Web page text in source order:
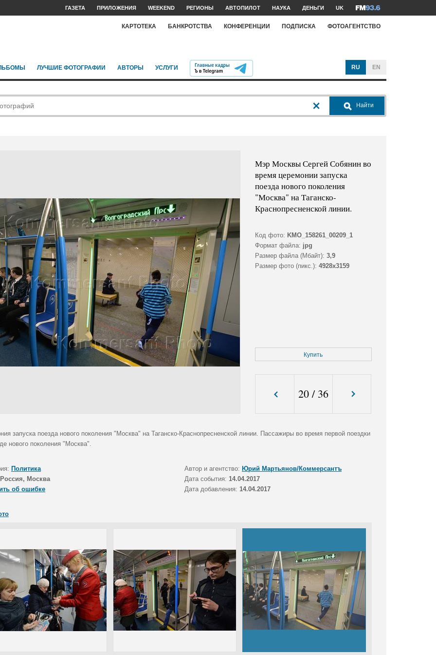
ГАЗЕТА ПРИЛОЖЕНИЯ WEEKEND РЕГИОНЫ АВТОПИЛОТ НАУКА ДЕНЬГИ UK
КАРТОТЕКА БАНКРОТСТВА КОНФЕРЕНЦИИ ПОДПИСКА ФОТОАГЕНТСТВО
ЛУЧШИЕ ФОТОГРАФИИ АВТОРЫ УСЛУГИ RU EN
Найти
Мэр Москвы Сергей Собянин во
время церемонии запуска
поезда нового поколения
"Москва" на Таганско-
Краснопресненской линии.
Код фото: KMO_158261_00209_1
Формат файла: jpg
Размер файла (Мбайт): 3,9
Размер фото (пикс.): 4928x3159
Купить
20/ 36
запуска поезда нового поколения "Москва" на Таганско-Краснопресненской линии. Пассажиры во время первой поездки
нового поколения "Москва".
Политика Автор и агентство: Юрий Мартьянов/Коммерсантъ
Россия, Москва Дата события: 14.04.2017
об ошибке
Дата добавления: 14.04.2017